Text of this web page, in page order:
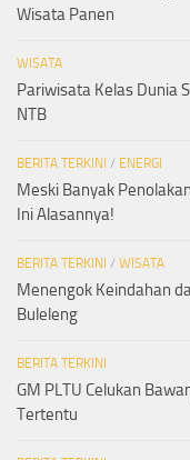
Wisata Panen
WISATA
Pariwisata Kelas Dunia
NTB
BERITA TERKINI / ENERGI
Meski Banyak
Ini Alasannya!
BERITA TERKINI / WISATA
Menengok Keindahan
Buleleng
BERITA TERKINI
GM PLTU Celukan
Tertentu